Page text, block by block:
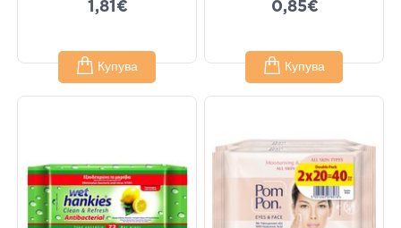
1,81€
Купува
0,85€
Купува